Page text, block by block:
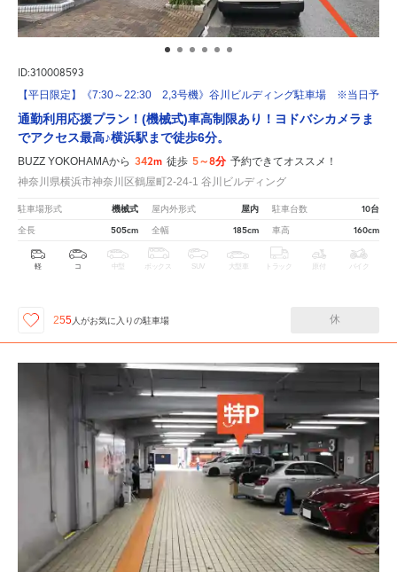
ID:310008593
【平日限定】《7:30～22:30 2,3号機》谷川ビルディング駐車場 ※当日予約
通勤利用応援プラン！(機械式)車高制限あり！ヨドバシカメラま
でアクセス最高♪横浜駅まで徒歩6分。
BUZZ YOKOHAMAから 342m 徒歩 5～8分 予約できてオススメ！
神奈川県横浜市神奈川区鶴屋町2-24-1 谷川ビルディング
駐車場形式 機械式 屋内外形式 屋内 駐車台数 10台
全長 505cm 全幅 185cm 車高 160cm
軽 コ 中型 ボックス SUV 大型車 トラック 原付 バイク
255 人がお気に入りの駐車場 休